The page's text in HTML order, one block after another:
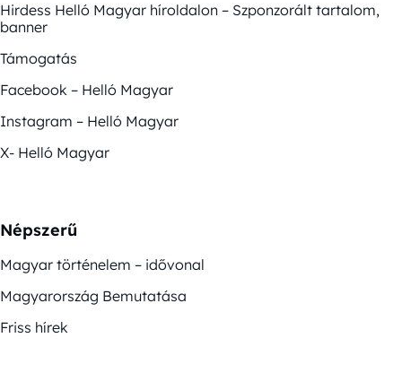
Hirdess Helló Magyar híroldalon – Szponzorált tartalom,
banner
Támogatás
Facebook – Helló Magyar
Instagram – Helló Magyar
X- Helló Magyar
Népszerű
Magyar történelem – idővonal
Magyarország Bemutatása
Friss hírek